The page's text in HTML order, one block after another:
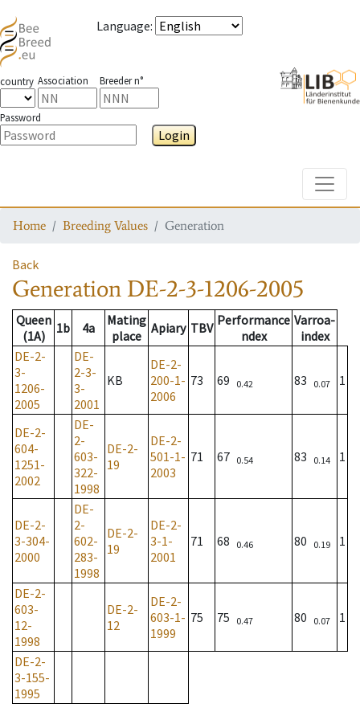
Language:
country Association Breeder n°
Password
Login
Home Breeding Values Generation
Back
Generation DE-2-3-1206-2005
Queen
(1A)
1b 4a
Mating
place Apiary TBV Performance
ndex
Varroa-
index
DE-2-
3-
1206-
2005
DE-
2-3-
3-
2001
KB
DE-2-
200-1-
2006
73 69 0.42 83 0.07 1
DE-2-
604-
1251-
2002
DE-
2-
603-
322-
1998
DE-2-
19
DE-2-
501-1-
2003
71 67 0.54 83 0.14 1
DE-2-
3-304-
2000
DE-
2-
602-
283-
1998
DE-2-
19
DE-2-
3-1-
2001
71 68 0.46 80 0.19 1
DE-2-
603-
12-
1998
DE-2-
12
DE-2-
603-1-
1999
75 75 0.47 80 0.07 1
DE-2-
3-155-
1995